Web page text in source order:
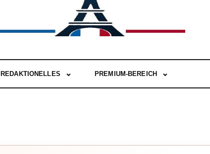
REDAKTIONELLES PREMIUM-BEREICH